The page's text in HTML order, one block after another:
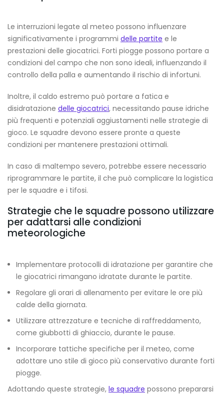
Le interruzioni legate al meteo possono influenzare
significativamente i programmi delle partite e le
prestazioni delle giocatrici. Forti piogge possono portare a
condizioni del campo che non sono ideali, influenzando il
controllo della palla e aumentando il rischio di infortuni.
Inoltre, il caldo estremo può portare a fatica e
disidratazione delle giocatrici, necessitando pause idriche
più frequenti e potenziali aggiustamenti nelle strategie di
gioco. Le squadre devono essere pronte a queste
condizioni per mantenere prestazioni ottimali.
In caso di maltempo severo, potrebbe essere necessario
riprogrammare le partite, il che può complicare la logistica
per le squadre e i tifosi.
Strategie che le squadre possono utilizzare
per adattarsi alle condizioni
meteorologiche
Implementare protocolli di idratazione per garantire che
le giocatrici rimangano idratate durante le partite.
Regolare gli orari di allenamento per evitare le ore più
calde della giornata.
Utilizzare attrezzature e tecniche di raffreddamento,
come giubbotti di ghiaccio, durante le pause.
Incorporare tattiche specifiche per il meteo, come
adottare uno stile di gioco più conservativo durante forti
piogge.
Adottando queste strategie, le squadre possono prepararsi